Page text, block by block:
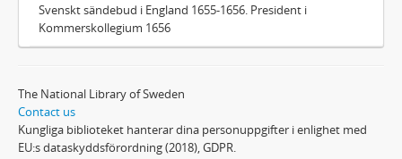
Svenskt sändebud i England 1655-1656. President i
Kommerskollegium 1656
The National Library of Sweden
Contact us
Kungliga biblioteket hanterar dina personuppgifter i enlighet med
EU:s dataskyddsförordning (2018), GDPR.